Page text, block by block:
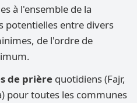
à l'ensemble de la
potentielles entre divers
de l'ordre de
de prière quotidiens (Fajr,
pour toutes les communes